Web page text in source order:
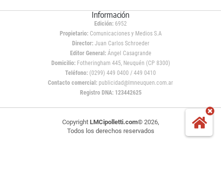
Información
Edición: 6952
Propietario:Comunicaciones y Medios S.A
Director: Juan Carlos Schroeder
Editor General:Ángel Casagrande
Domicilio:Fotheringham 445, Neuquén (CP 8300)
Teléfono: (0299) 449 0400 / 449 0410
Contacto comercial: publicidad@lmneuquen.com.ar
Registro DNA: 123442625
Copyright LMCipolletti.com© 2026,
Todos los derechos reservados